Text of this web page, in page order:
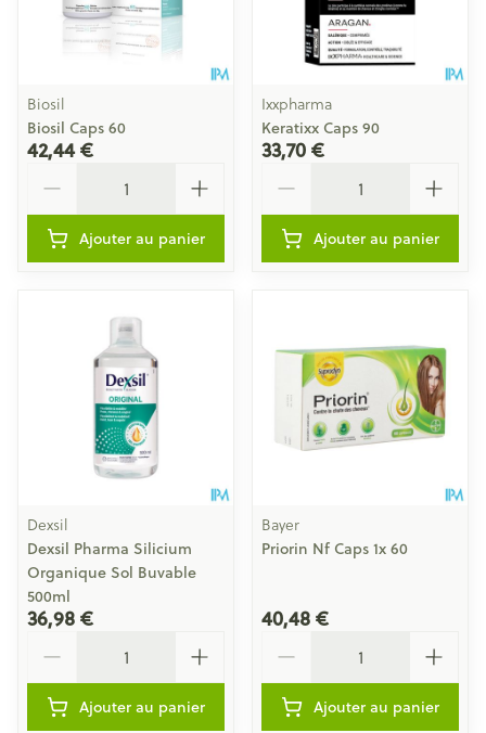
Biosil
Biosil Caps 60
42,44 €
Ajouter au panier
Ixxpharma
Keratixx Caps 90
33,70 €
Ajouter au panier
Dexsil
Dexsil Pharma Silicium
Organique Sol Buvable
500ml
36,98 €
Ajouter au panier
Bayer
Priorin Nf Caps 1x 60
40,48 €
Ajouter au panier